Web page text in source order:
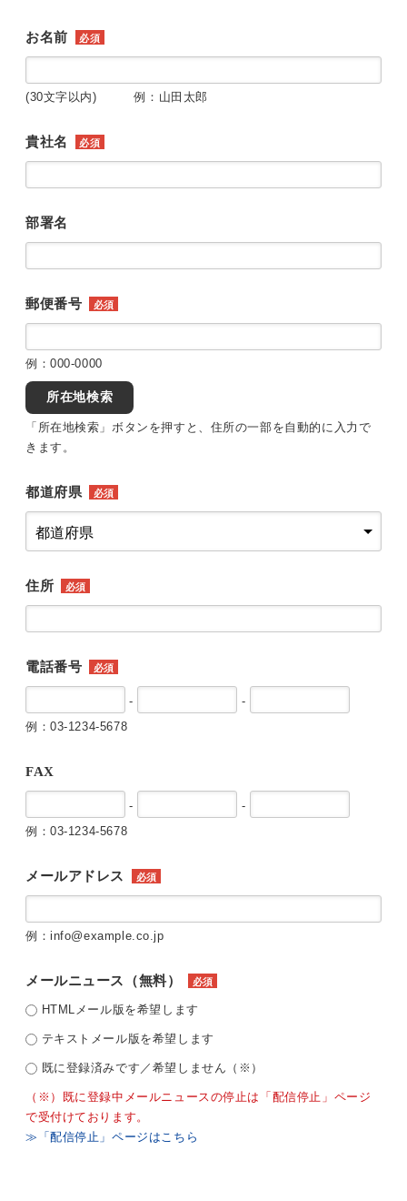
お名前 必須
(30文字以内) 例：山田太郎
貴社名 必須
部署名
郵便番号 必須
例：000-0000
所在地検索
「所在地検索」ボタンを押すと、住所の一部を自動的に入力で
きます。
都道府県 必須
住所 必須
電話番号 必須
-
-
例：03-1234-5678
FAX
-
-
例：03-1234-5678
メールアドレス 必須
例：info@example.co.jp
メールニュース（無料） 必須
HTMLメール版を希望します
テキストメール版を希望します
既に登録済みです／希望しません（※）
（※）既に登録中メールニュースの停止は「配信停止」ページ
で受付けております。
≫「配信停止」ページはこちら